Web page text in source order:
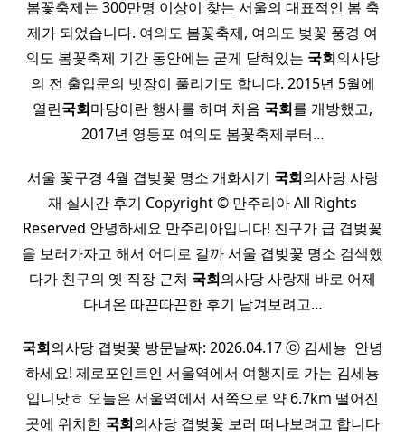
봄꽃축제는 300만명 이상이 찾는 서울의 대표적인 봄 축
제가 되었습니다. 여의도 봄꽃축제, 여의도 벚꽃 풍경 여
의도 봄꽃축제 기간 동안에는 굳게 닫혀있는 국회의사당
의 전 출입문의 빗장이 풀리기도 합니다. 2015년 5월에
열린국회마당이란 행사를 하며 처음 국회를 개방했고,
2017년 영등포 여의도 봄꽃축제부터…
서울 꽃구경 4월 겹벚꽃 명소 개화시기 국회의사당 사랑
재 실시간 후기 Copyright © 만주리아 All Rights
Reserved 안녕하세요 만주리아입니다! 친구가 급 겹벚꽃
을 보러가자고 해서 어디로 갈까 서울 겹벚꽃 명소 검색했
다가 친구의 옛 직장 근처 국회의사당 사랑재 바로 어제
다녀온 따끈따끈한 후기 남겨보려고…
국회의사당 겹벚꽃 방문날짜: 2026.04.17 ⓒ 김세뇽 ​ 안녕
하세요! 제로포인트인 서울역에서 여행지로 가는 김세뇽
입니닷ㅎ 오늘은 서울역에서 서쪽으로 약 6.7km 떨어진
곳에 위치한 국회의사당 겹벚꽃 보러 떠나보려고 합니다